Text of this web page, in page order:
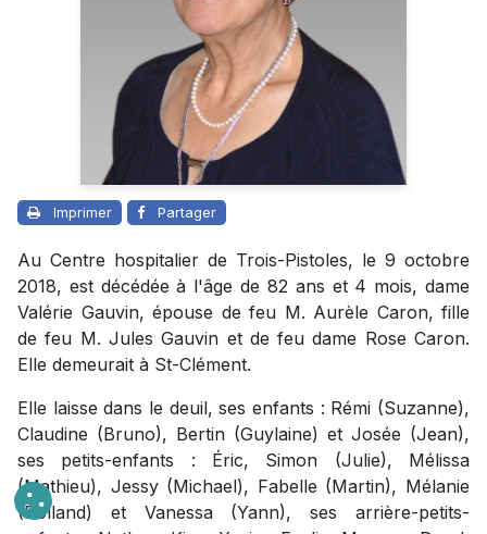
Imprimer Partager
Au Centre hospitalier de Trois-Pistoles, le 9 octobre
2018, est décédée à l'âge de 82 ans et 4 mois, dame
Valérie Gauvin, épouse de feu M. Aurèle Caron, fille
de feu M. Jules Gauvin et de feu dame Rose Caron.
Elle demeurait à St-Clément.
Elle laisse dans le deuil, ses enfants : Rémi (Suzanne),
Claudine (Bruno), Bertin (Guylaine) et Josée (Jean),
ses petits-enfants : Éric, Simon (Julie), Mélissa
(Mathieu), Jessy (Michael), Fabelle (Martin), Mélanie
(Rolland) et Vanessa (Yann), ses arrière-petits-